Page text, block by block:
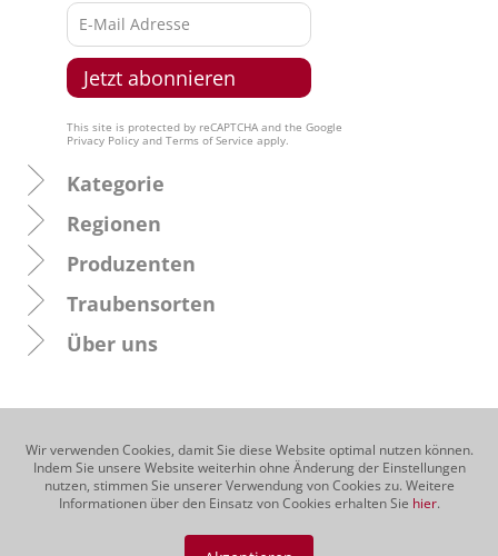
Wir verwenden Cookies, damit Sie diese Website optimal nutzen können.
Indem Sie unsere Website weiterhin ohne Änderung der Einstellungen
nutzen, stimmen Sie unserer Verwendung von Cookies zu. Weitere
Informationen über den Einsatz von Cookies erhalten Sie hier.
This site is protected by reCAPTCHA and the Google
Privacy Policy and Terms of Service apply.
Kategorie
Regionen
Produzenten
Traubensorten
Über uns